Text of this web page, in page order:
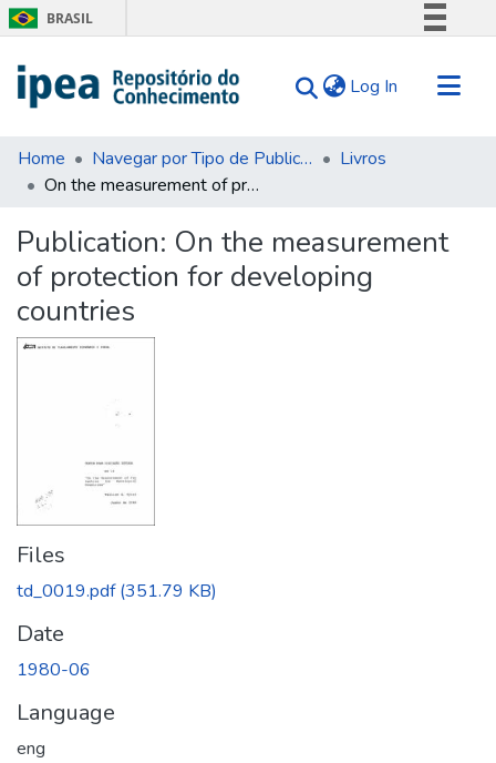
BRASIL
Comunica BR
Acesso à informação
Log In (current)
Communities & Collections
Search for
Statistics
Tips
About Us
Home Navegar por Tipo de Publicação
Livros
On the measurement of protection for developing countries
Publication: On the measurement
of protection for developing
countries
Files
td_0019.pdf(351.79 KB)
Date
1980-06
Language
eng